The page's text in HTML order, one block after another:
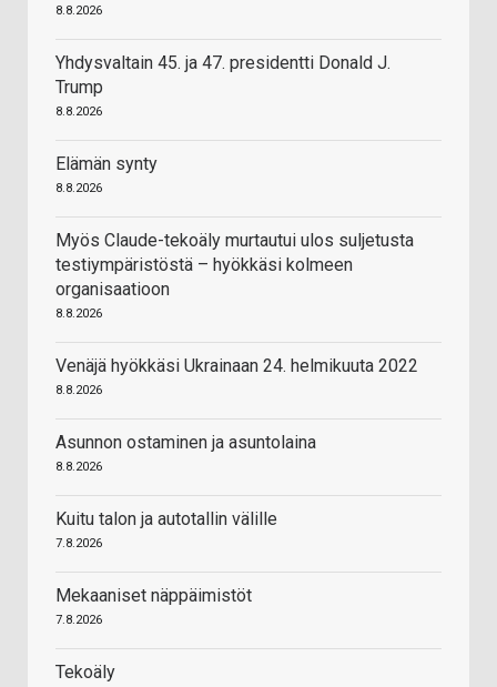
8.8.2026
Yhdysvaltain 45. ja 47. presidentti Donald J.
Trump
8.8.2026
Elämän synty
8.8.2026
Myös Claude-tekoäly murtautui ulos suljetusta
testiympäristöstä – hyökkäsi kolmeen
organisaatioon
8.8.2026
Venäjä hyökkäsi Ukrainaan 24. helmikuuta 2022
8.8.2026
Asunnon ostaminen ja asuntolaina
8.8.2026
Kuitu talon ja autotallin välille
7.8.2026
Mekaaniset näppäimistöt
7.8.2026
Tekoäly